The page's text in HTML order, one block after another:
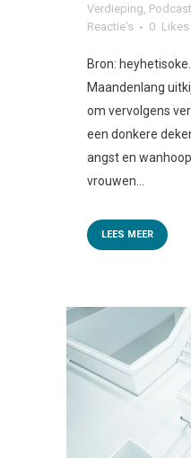
Verdieping
Reactie's
0 Likes
Bron:
Maandenlang
om vervolgens
een donkere
angst en
vrouwen...
LEES MEER